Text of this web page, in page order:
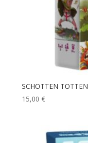
SCHOTTEN TOTTEN
15,00 €